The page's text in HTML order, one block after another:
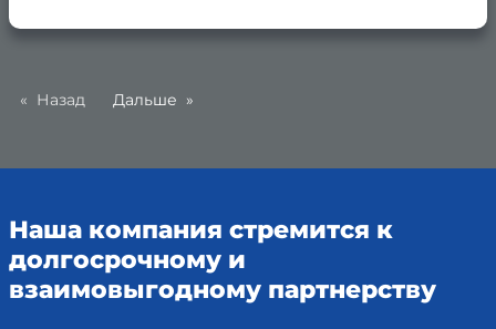
Назад Дальше
Наша компания стремится к
долгосрочному и
взаимовыгодному партнерству